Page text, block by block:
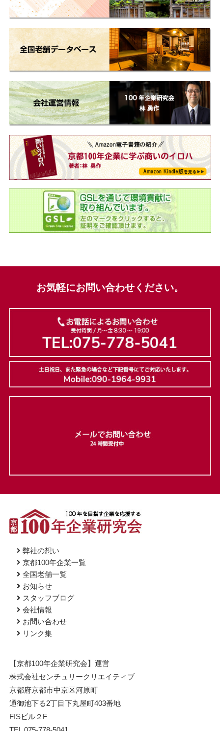
お気軽にお問い合わせください。
弊社の想い
京都100年企業一覧
全国老舗一覧
お知らせ
スタッフブログ
会社情報
お問い合わせ
リンク集
【京都100年企業研究会】運営
株式会社センチュリークリエイティブ
京都府京都市中京区河原町
通御池下る2丁目下丸屋町403番地
FISビル２F